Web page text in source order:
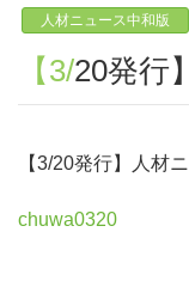
人材ニュース中和版
【3/20
【3/20発行】人材
chuwa0320